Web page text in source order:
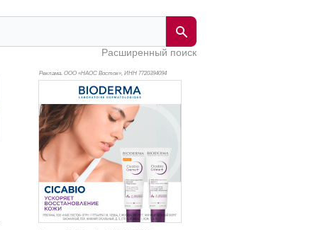
Расширенный поиск
Реклама. ООО «НАОС Восток», ИНН 7720394094